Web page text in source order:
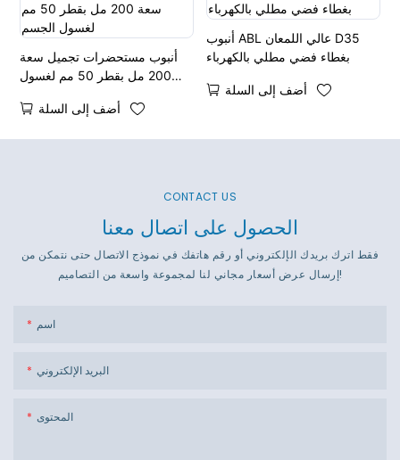
أنبوب مستحضرات تجميل سعة
200 مل بقطر 50 مم لغسول
أضف إلى السلة
أنبوب ABL عالي اللمعان D35
بغطاء فضي مطلي بالكهرباء
أضف إلى السلة
CONTACT US
الحصول على اتصال معنا
فقط اترك بريدك الإلكتروني أو رقم هاتفك في نموذج الاتصال حتى نتمكن من
إرسال عرض أسعار مجاني لنا لمجموعة واسعة من التصاميم!
اسم
البريد الإلكتروني
المحتوى